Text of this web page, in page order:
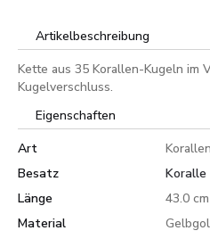
Artikelbeschreibung
Kette aus 35 Korallen-Kugeln im
Kugelverschluss.
Eigenschaften
Art
Besatz
Koralle
Länge
43.0 cm
Material